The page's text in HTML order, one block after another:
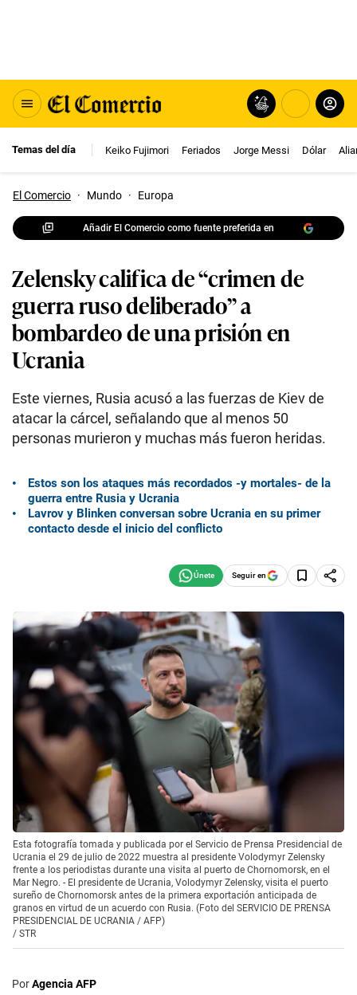
Temas del día Keiko Fujimori Feriados Jorge Messi Dólar
El Comercio · Mundo · Europa
Añadir El Comercio como fuente preferida en
Zelensky califica de “crimen de
guerra ruso deliberado” a
bombardeo de una prisión en
Ucrania
Este viernes, Rusia acusó a las fuerzas de Kiev de
atacar la cárcel, señalando que al menos 50
personas murieron y muchas más fueron heridas.
Estos son los ataques más recordados -y mortales- de la
guerra entre Rusia y Ucrania
Lavrov y Blinken conversan sobre Ucrania en su primer
contacto desde el inicio del conflicto
Seguir en
Esta fotografía tomada y publicada por el Servicio de Prensa Presidencial de
Ucrania el 29 de julio de 2022 muestra al presidente Volodymyr Zelensky
frente a los periodistas durante una visita al puerto de Chornomorsk, en el
Mar Negro. - El presidente de Ucrania, Volodymyr Zelensky, visita el puerto
sureño de Chornomorsk antes de la primera exportación anticipada de
granos en virtud de un acuerdo con Rusia. (Foto del SERVICIO DE PRENSA
PRESIDENCIAL DE UCRANIA / AFP)
/ STR
PorAgencia AFP